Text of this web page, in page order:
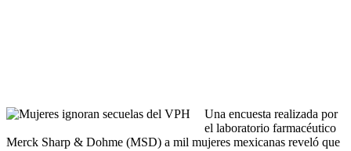
Una encuesta realizada por
el laboratorio farmacéutico
Merck Sharp & Dohme (MSD) a mil mujeres mexicanas reveló que